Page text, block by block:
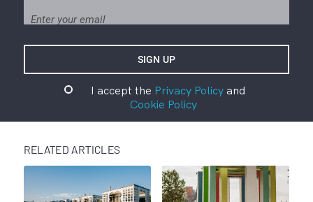
I accept the Privacy Policyand
Cookie Policy
RELATED ARTICLES